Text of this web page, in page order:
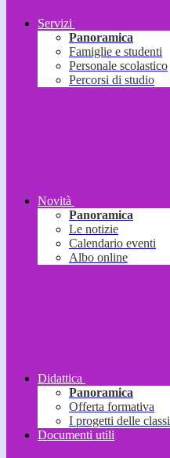
Servizi
Panoramica
Famiglie e studenti
Personale scolastico
Percorsi di studio
Novità
Panoramica
Le notizie
Calendario eventi
Albo online
Didattica
Panoramica
Offerta formativa
I progetti delle classi
Documenti utili